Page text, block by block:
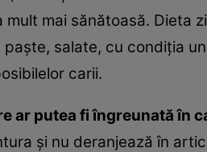
mult mai sănătoasă. Dieta
salate, cu condiţia
carii.
ar putea fi îngreunată în
şi nu deranjează în